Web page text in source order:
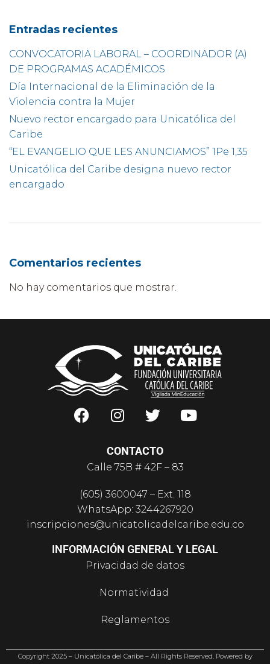
Entradas recientes
CONVOCATORIA LABORAL – COORDINADOR (A)
DE PROGRAMAS ACADÉMICOS
Día Internacional de la Eliminación de la
Violencia contra la Mujer
Nuevo rector encargado para Unicatólica del
Caribe
“EL EVANGELIO QUE LES ANUNCIAMOS” 1Pe 1,35
Unicatólica del Caribe designa nuevo rector
encargado
Comentarios recientes
No hay comentarios que mostrar.
CONTACTO
Calle 75B # 42F – 83
(605) 3600047 – Ext. 118
WhatsApp: 3244267920
inscripciones@unicatolicadelcaribe.edu.co
INFORMACIÓN GENERAL Y LEGAL
Privacidad de datos
Normatividad
Reglamentos
PQR
Copyright 2025– Unicatólica del Caribe –All Rights Reserved. Powered by